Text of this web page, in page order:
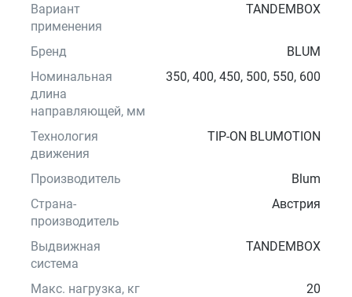
Вариант
применения
TANDEMBOX
Бренд
BLUM
Номинальная
длина
направляющей, мм
350, 400, 450, 500, 550, 600
Технология
движения
TIP-ON BLUMOTION
Производитель
Blum
Страна-
производитель
Австрия
Выдвижная
система
TANDEMBOX
Макс. нагрузка, кг 20